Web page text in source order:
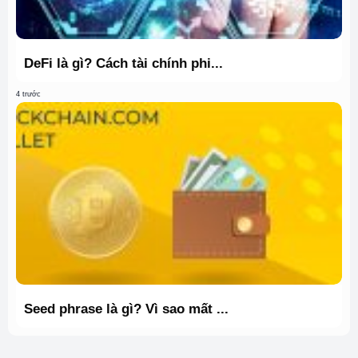
DeFi là gì? Cách tài chính phi...
4 trước
Seed phrase là gì? Vì sao mất ...